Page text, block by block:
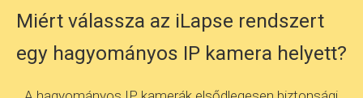
Miért válassza az iLapse rendszert
egy hagyományos IP kamera helyett?